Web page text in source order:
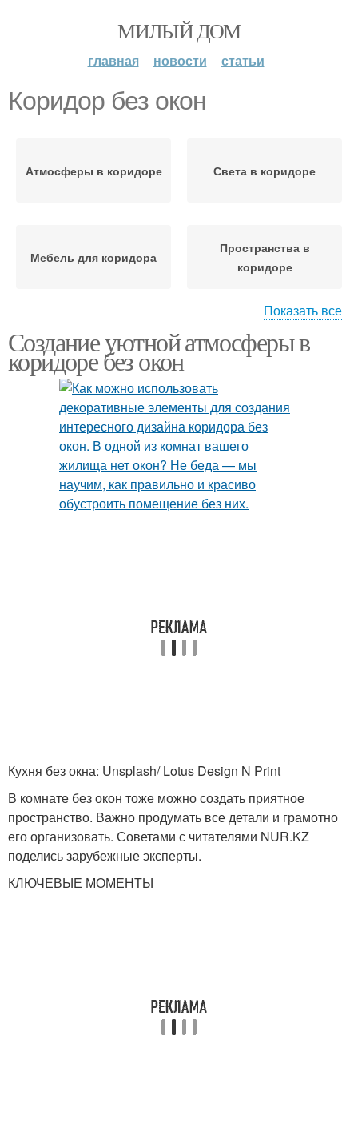
МИЛЫЙ ДОМ
главная новости статьи
Коридор без окон
Атмосферы в коридоре Света в коридоре
Мебель для коридора
Пространства в
коридоре
Больший коридор Виртуальное окно
Атмосфера в коридоре
Показать все
Создание уютной атмосферы в
коридоре без окон
Кухня без окна: Unsplash/ Lotus Design N Print
В комнате без окон тоже можно создать приятное
пространство. Важно продумать все детали и грамотно
его организовать. Советами с читателями NUR.KZ
поделись зарубежные эксперты.
КЛЮЧЕВЫЕ МОМЕНТЫ